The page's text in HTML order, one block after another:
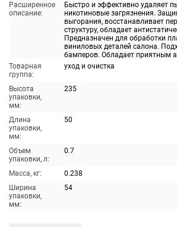
Расширенное
описание:
Быстро и эффективно удаляет
никотиновые загрязнения.
выгорания, восстанавливает
структуру, обладает
Предназначен для обработки
виниловых деталей салона.
бамперов. Обладает приятным
Товарная
группа:
уход и очистка
Высота
упаковки,
мм:
235
Длина
упаковки,
мм:
50
Объем
упаковки, л:
0.7
Масса, кг:
0.238
Ширина
упаковки,
мм:
54